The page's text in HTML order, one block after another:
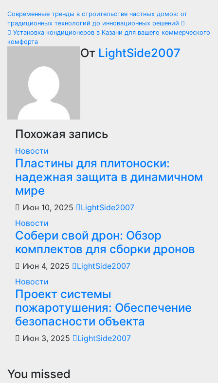
Навигация
по
Современные тренды в строительстве частных домов: от
традиционных технологий до инновационных решений
Установка кондиционеров в Казани для вашего коммерческого
комфорта
От LightSide2007
Похожая запись
Новости
Пластины для плитоноски:
надежная защита в динамичном
мире
Июн 10, 2025
LightSide2007
Новости
Собери свой дрон: Обзор
комплектов для сборки дронов
Июн 4, 2025
LightSide2007
Новости
Проект системы
пожаротушения: Обеспечение
безопасности объекта
Июн 3, 2025 LightSide2007
You missed